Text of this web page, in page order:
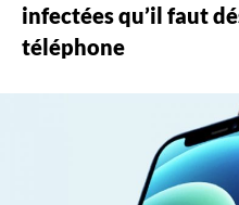
infectées qu’il faut
téléphone